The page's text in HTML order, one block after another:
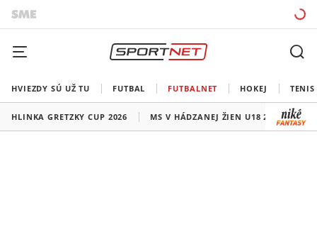
HVIEZDY SÚ UŽ TU FUTBAL FUTBALNET HOKEJ TENIS
HLINKA GRETZKY CUP 2026 MS V HÁDZANEJ ŽIEN U18 2026